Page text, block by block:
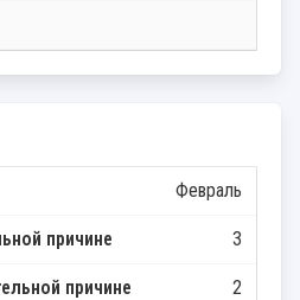
Февраль
3
2